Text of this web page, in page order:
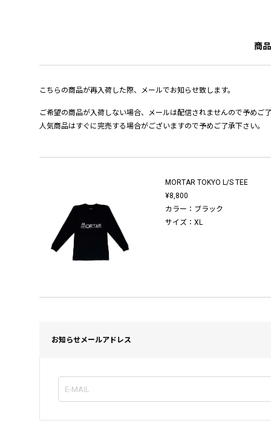
商
こちらの商品が再入荷した際、メールでお知らせ致します。
ご希望の商品が入荷しない場合、メールは配信されませんので予めご
人気商品はすぐに完売する場合がございますので予めご了承下さい。
MORTAR TOKYO L/S TEE
¥8,800
カラー：ブラック
サイズ：XL
お知らせメールアドレス